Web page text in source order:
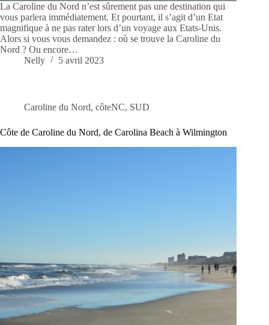
La Caroline du Nord n’est sûrement pas une destination qui
vous parlera immédiatement. Et pourtant, il s’agit d’un Etat
magnifique à ne pas rater lors d’un voyage aux Etats-Unis.
Alors si vous vous demandez : où se trouve la Caroline du
Nord ? Ou encore…
Nelly
5 avril 2023
Caroline du Nord, côteNC, SUD
Côte de Caroline du Nord, de Carolina Beach à Wilmington